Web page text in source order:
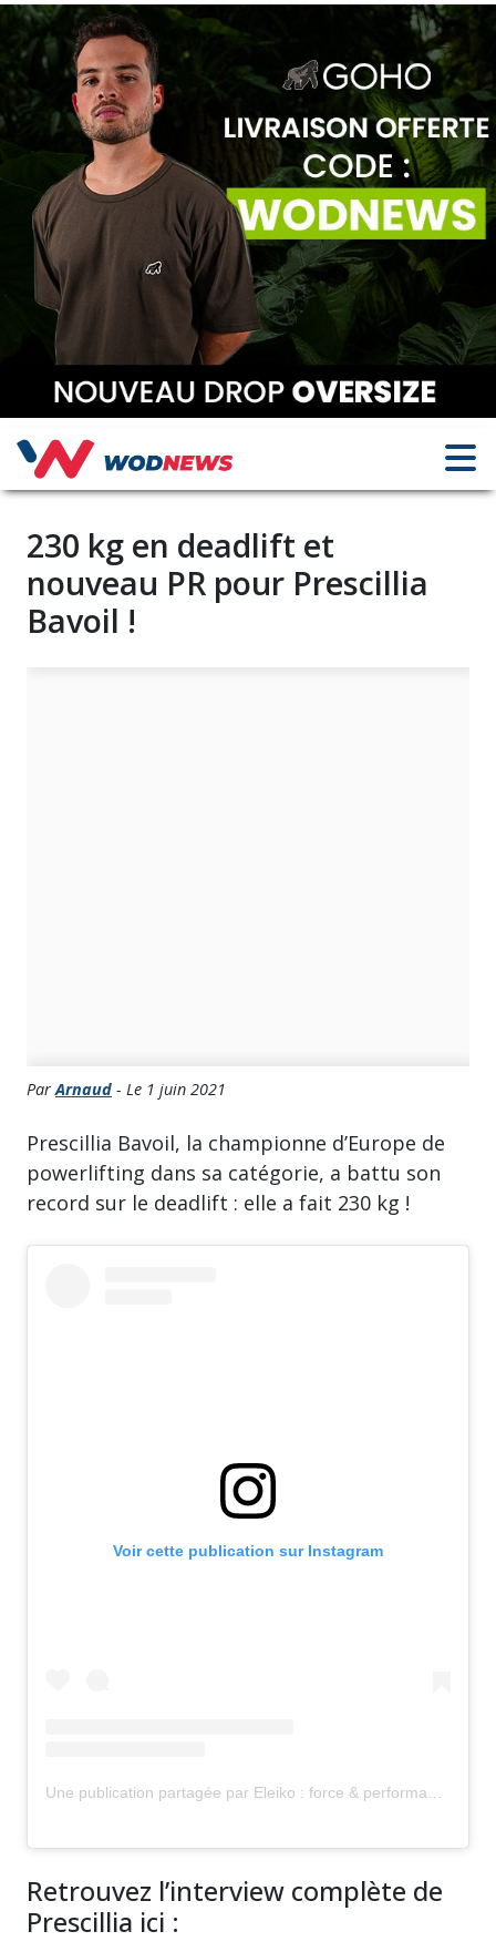
230 kg en deadlift et
nouveau PR pour Prescillia
Bavoil !
ParArnaud - Le 1 juin 2021
Prescillia Bavoil, la championne d’Europe de
powerlifting dans sa catégorie, a battu son
record sur le deadlift : elle a fait 230 kg !
Voir cette publication sur Instagram
Retrouvez l’interview complète de
Prescillia ici :